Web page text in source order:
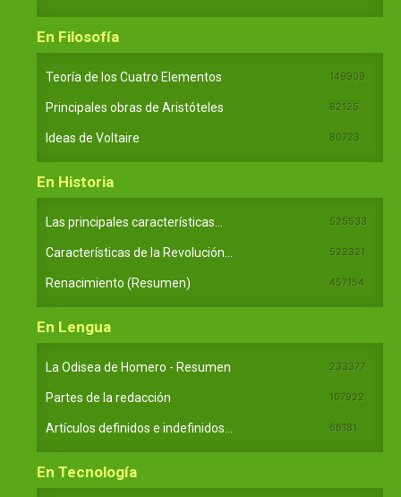
En Filosofía
Teoría de los Cuatro Elementos 149909
Principales obras de Aristóteles 82125
Ideas de Voltaire 80723
En Historia
Las principales características... 525533
Características de la Revolución... 522321
Renacimiento (Resumen) 457154
En Lengua
La Odisea de Homero - Resumen 233377
Partes de la redacción 107922
Artículos definidos e indefinidos... 66181
En Tecnología